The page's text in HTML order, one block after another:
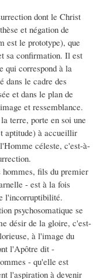
dont le Christ
et négation de
est le prototype), que
sa confirmation. Il est
qui correspond à la
dans le cadre des
et dans le plan de
et ressemblance.
terre, porte en soi une
aptitude) à accueillir
céleste, c'est-à-
hommes, fils du premier
- est à la fois
l'incorruptibilité.
psychosomatique se
désir de la gloire, c'est-
à l'image du
l'Apôtre dit -
- qu'elle est
l'aspiration à devenir